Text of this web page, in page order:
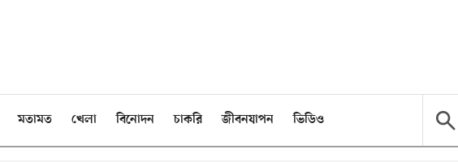
মতামত খেলা বিনোদন চাকরি জীবনযাপন ভিডিও